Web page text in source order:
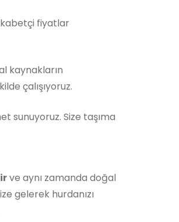
fiyatlar
kaynakların
çalışıyoruz.
sunuyoruz. Size taşıma
ve aynı zamanda doğal
gelerek hurdanızı